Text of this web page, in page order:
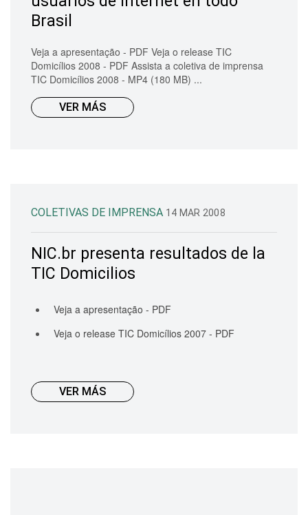
Brasil
Veja a apresentação - PDF Veja o release TIC
Domicílios 2008 - PDF Assista a coletiva de imprensa
TIC Domicílios 2008 - MP4 (180 MB) ...
VER MÁS
COLETIVAS DE IMPRENSA 14 MAR 2008
NIC.br presenta resultados de la
TIC Domicilios
Veja a apresentação - PDF
Veja o release TIC Domicílios 2007 - PDF
VER MÁS